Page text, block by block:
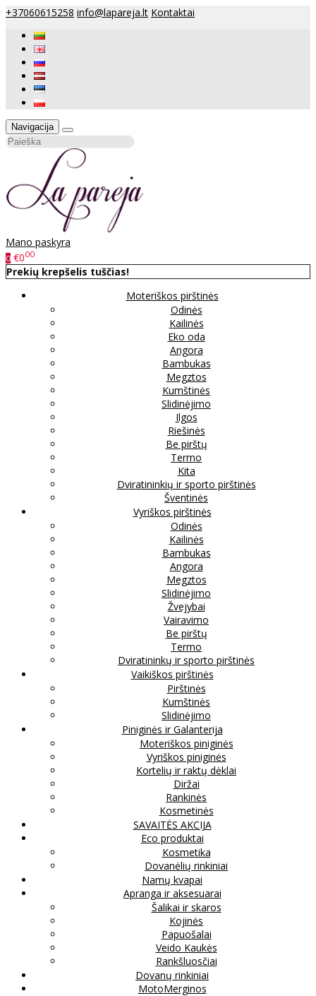
+37060615258 info@lapareja.lt Kontaktai
Navigacija
Mano paskyra
0 €000
Prekių krepšelis tuščias!
Moteriškos pirštinės
Odinės
Kailinės
Eko oda
Angora
Bambukas
Megztos
Kumštinės
Slidinėjimo
Ilgos
Riešinės
Be pirštų
Termo
Kita
Dviratininkių ir sporto pirštinės
Šventinės
Vyriškos pirštinės
Odinės
Kailinės
Bambukas
Angora
Megztos
Slidinėjimo
Žvejybai
Vairavimo
Be pirštų
Termo
Dviratininkų ir sporto pirštinės
Vaikiškos pirštinės
Pirštinės
Kumštinės
Slidinėjimo
Piniginės ir Galanterija
Moteriškos piniginės
Vyriškos piniginės
Kortelių ir raktų dėklai
Diržai
Rankinės
Kosmetinės
SAVAITĖS AKCIJA
Eco produktai
Kosmetika
Dovanėlių rinkiniai
Namų kvapai
Apranga ir aksesuarai
Šalikai ir skaros
Kojinės
Papuošalai
Veido Kaukės
Rankšluosčiai
Dovanų rinkiniai
MotoMerginos